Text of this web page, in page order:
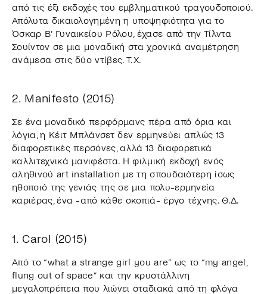
από τις έξι εκδοχές του εμβληματικού τραγουδοποιού.
Απόλυτα δικαιολογημένη η υποψηφιότητα για το
Όσκαρ Β’ Γυναικείου Ρόλου, έχασε από την Τίλντα
Σουίντον σε μια μοναδική στα χρονικά αναμέτρηση
ανάμεσα στις δύο ντίβες. Τ.Χ.
2. Manifesto (2015)
Σε ένα μοναδικό περφόρμανς πέρα από όρια και
λόγια, η Κέιτ Μπλάνσετ δεν ερμηνεύει απλώς 13
διαφορετικές περσόνες, αλλά 13 διαφορετικά
καλλιτεχνικά μανιφέστα. Η φιλμική εκδοχή ενός
αληθινού art installation με τη σπουδαιότερη ίσως
ηθοποιό της γενιάς της σε μια πολυ-ερμηνεία
καριέρας, ένα -από κάθε σκοπιά- έργο τέχνης. Θ.Δ.
1. Carol (2015)
Από το “what a strange girl you are” ως το “my angel,
flung out of space” και την κρυστάλλινη
μεγαλοπρέπεια που λιώνει σταδιακά από τη φλόγα